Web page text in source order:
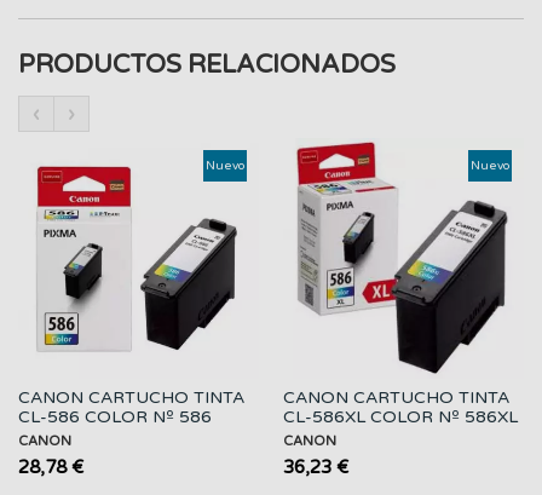
PRODUCTOS RELACIONADOS
‹ ›
Nuevo
CANON CARTUCHO TINTA
CL-586 COLOR Nº 586
CANON
28,78 €
Nuevo
CANON CARTUCHO TINTA
CL-586XL COLOR Nº 586XL
CANON
36,23 €